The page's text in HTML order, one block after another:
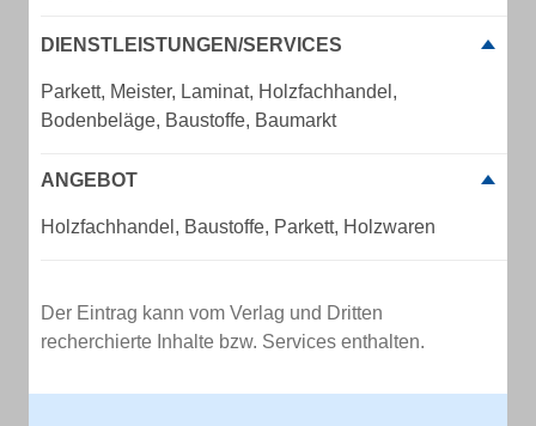
DIENSTLEISTUNGEN/SERVICES
Parkett, Meister, Laminat, Holzfachhandel,
Bodenbeläge, Baustoffe, Baumarkt
ANGEBOT
Holzfachhandel, Baustoffe, Parkett, Holzwaren
Der Eintrag kann vom Verlag und Dritten
recherchierte Inhalte bzw. Services enthalten.